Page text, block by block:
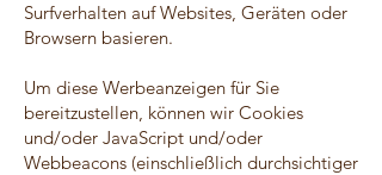
Surfverhalten auf Websites, Geräten oder
Browsern basieren.
Um diese Werbeanzeigen für Sie
bereitzustellen, können wir Cookies
und/oder JavaScript und/oder
Webbeacons (einschließlich durchsichtiger